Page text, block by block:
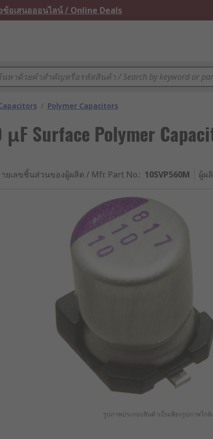
ข้อเสนอออนไลน์ / Online Deals
/ Polymer Capacitors
Surface Polymer
ยเลขชิ้นส่วนของผู้ผลิต / Mfr. Part No.: 10SVP560M ผู้ผ
รูปภาพประกอบสินค้าเป็นเพียงรูปภาพใก